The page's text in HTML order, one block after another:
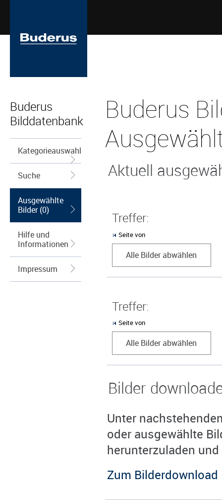
Buderus
Bilddatenbank
Kategorieauswahl
Suche
Ausgewählte
Bilder (0)
Hilfe und
Informationen
Impressum
Buderus
Aktuell
Treffer:
Seite von
Alle Bilder abwählen
Treffer:
Seite von
Alle Bilder abwählen
Bilder
Unter
oder ausgewählte
herunterzuladen
Zum Bilderdownload